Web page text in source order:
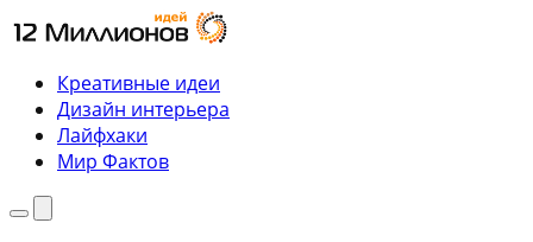
Перейти
к
содержимому
Креативные идеи
Дизайн интерьера
Лайфхаки
Мир Фактов
МенюПоиск